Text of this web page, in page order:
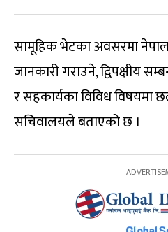
सामूहिक भेटका अवसरमा
जानकारी गराउने, द्विपक्षीय
र सहकार्यका विविध विषयमा
सचिवालयले बताएको छ ।